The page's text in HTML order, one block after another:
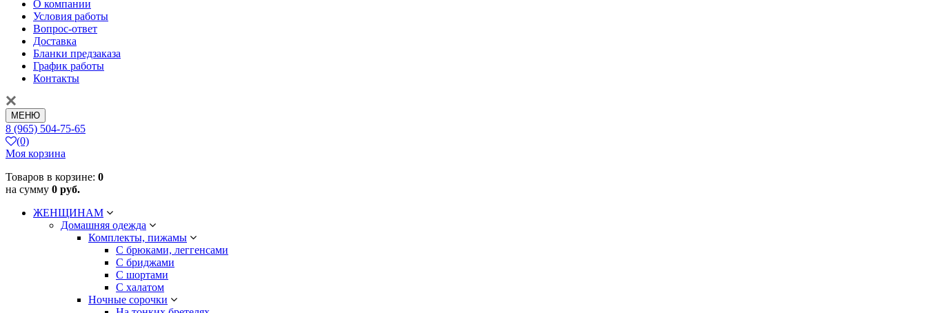
О компании
Условия работы
Вопрос-ответ
Доставка
Бланки предзаказа
График работы
Контакты
МЕНЮ
8 (965) 504-75-65
(0)
Моя корзина
Товаров в корзине: 0
на сумму 0 руб.
ЖЕНЩИНАМ
Домашняя одежда
Комплекты, пижамы
С брюками, леггенсами
С бриджами
С шортами
С халатом
Ночные сорочки